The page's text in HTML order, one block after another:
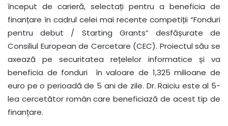
început de carieră, selectați pentru a beneficia de
finanțare în cadrul celei mai recente competiții “Fonduri
pentru debut / Starting Grants” desfășurate de
Consiliul European de Cercetare (CEC). Proiectul său se
axează pe securitatea rețelelor informatice și va
beneficia de fonduri în valoare de 1,325 milioane de
euro pe o perioadă de 5 ani de zile. Dr. Raiciu este al 5-
lea cercetător român care beneficiază de acest tip de
finanțare.